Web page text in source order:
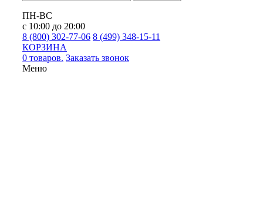
ПН-ВС
с 10:00 до 20:00
8 (800) 302-77-06 8 (499) 348-15-11
КОРЗИНА
0 товаров. Заказать звонок
Меню